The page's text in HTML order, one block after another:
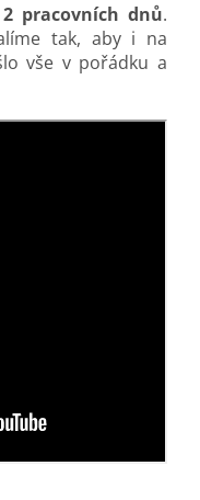
pracovních dnů.
tak, aby i na
vše v pořádku a